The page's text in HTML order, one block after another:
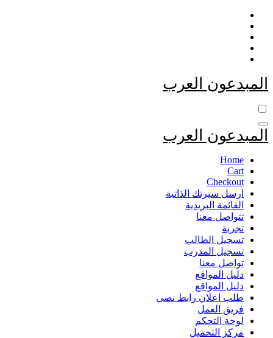
التجاوز
المحتوى
المبدعون العرب
المبدعون العرب
Home
Cart
Checkout
ارسل سيرتك الذاتية
القائمة البريدية
تتواصل معنا
تجربة
تسجيل الطالب
تسجيل المدرب
تواصل معنا
دليل المواقع
دليل المواقع
طلب اعلان رابط نصي
فريق العمل
لوحة التحكم
مركز التحميل